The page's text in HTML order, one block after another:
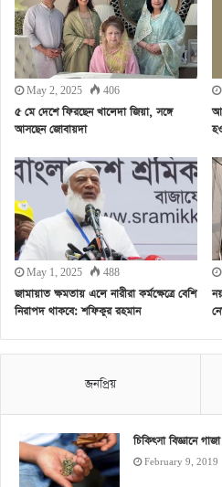
May 2, 2025 406
৫ মে দেশে ফিরছেন খালেদা জিয়া, সঙ্গে
আসছেন জোবায়দা
May 1, 2025 488
জামায়াত ক্ষমতায় এলে নারীরা কর্মক্ষেত্রে বেশি
নিরাপদ থাকবে: শফিকুর রহমান
জনপ্রিয়
চিকিৎসা বিজ্ঞানে গাজা
February 9, 2019